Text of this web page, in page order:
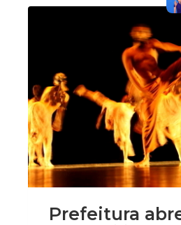
Prefeitura